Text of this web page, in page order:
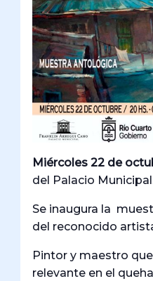
Miércoles 22 de
del Palacio
Se inaugura la
del reconocido
Pintor y maestro
relevante en el